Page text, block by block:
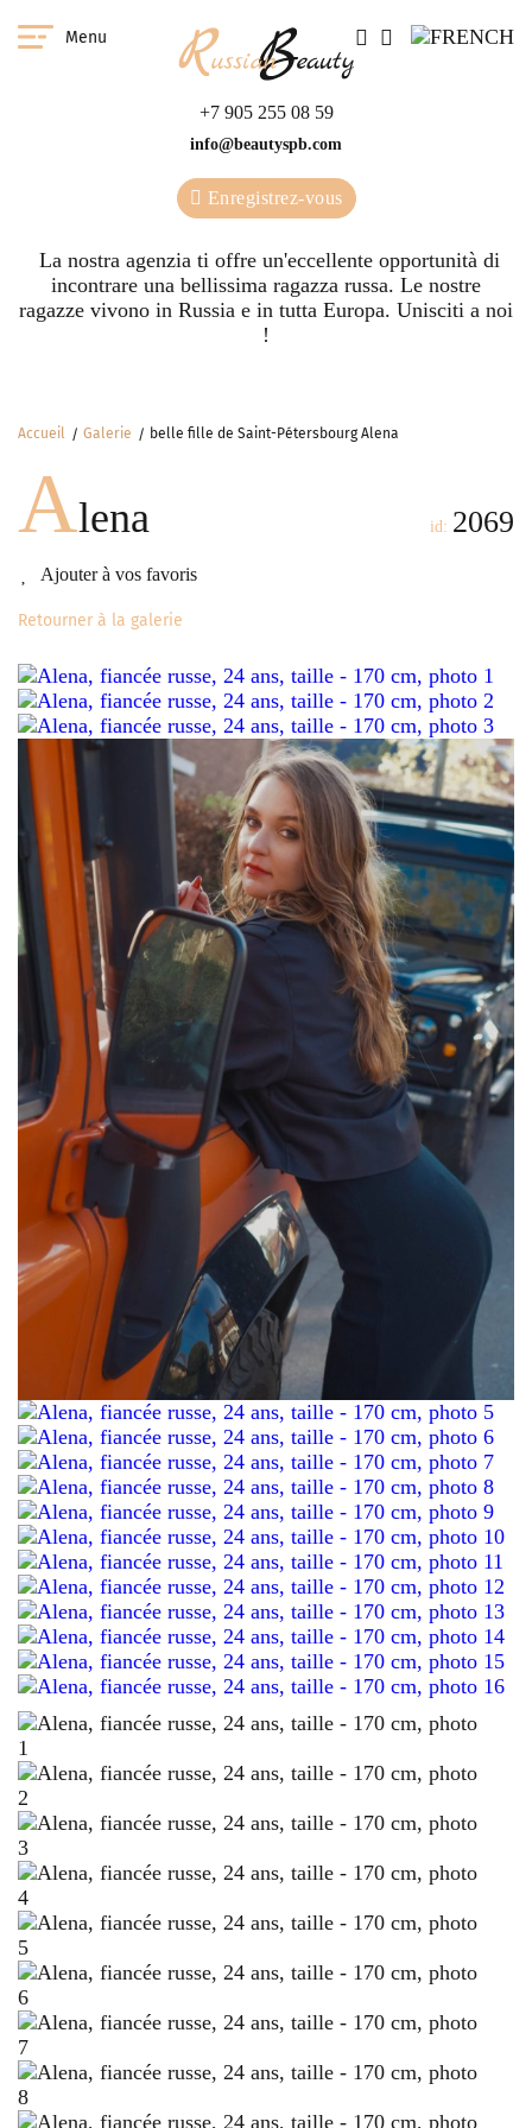
Menu
+7 905 255 08 59
info@beautyspb.com
Enregistrez-vous
La nostra agenzia ti offre un'eccellente opportunità di
incontrare una bellissima ragazza russa. Le nostre
ragazze vivono in Russia e in tutta Europa. Unisciti a noi
!
Accueil Galerie belle fille de Saint-Pétersbourg Alena
Alena
Ajouter à vos favoris
id: 2069
Retourner à la galerie